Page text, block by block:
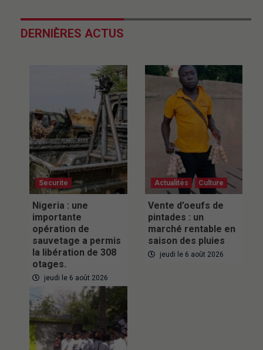
DERNIÈRES ACTUS
Securite
Nigeria : une
importante
opération de
sauvetage a permis
la libération de 308
otages.
jeudi le 6 août 2026
Actualités Culture
Vente d’oeufs de
pintades : un
marché rentable en
saison des pluies
jeudi le 6 août 2026